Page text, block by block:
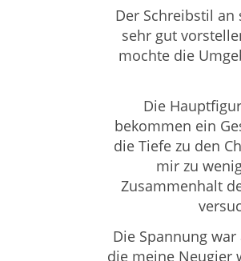
Der Schreibstil
sehr gut
mochte die
Die
bekommen ein
die Tiefe zu den
mir zu
Zusammenhalt
Die Spannung
die meine Neugier